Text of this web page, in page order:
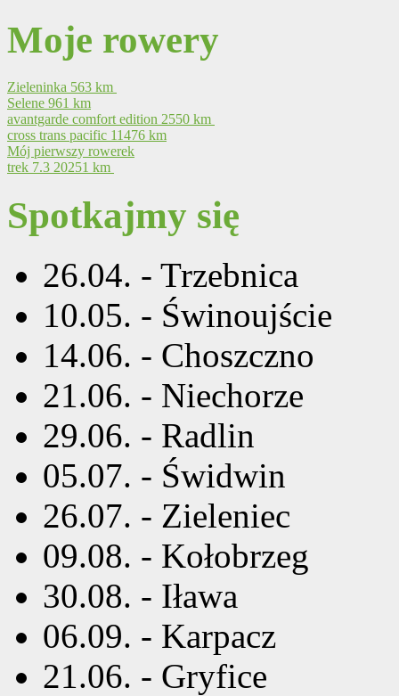
Moje rowery
Zieleninka 563 km
Selene 961 km
avantgarde comfort edition 2550 km
cross trans pacific 11476 km
Mój pierwszy rowerek
trek 7.3 20251 km
Spotkajmy się
26.04. - Trzebnica
10.05. - Świnoujście
14.06. - Choszczno
21.06. - Niechorze
29.06. - Radlin
05.07. - Świdwin
26.07. - Zieleniec
09.08. - Kołobrzeg
30.08. - Iława
06.09. - Karpacz
21.06. - Gryfice